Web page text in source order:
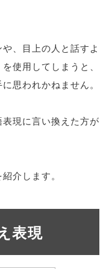
、目上の人と話すよ
使用してしまうと、
思われかねません。
現に言い換えた方が
介します。
表現